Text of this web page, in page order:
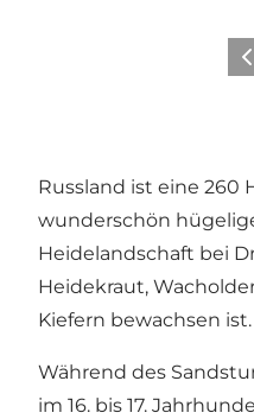
Russland ist eine 260
wunderschön
Heidelandschaft bei
Heidekraut,
Kiefern bewachsen ist.
Während des
im 16. bis 17.